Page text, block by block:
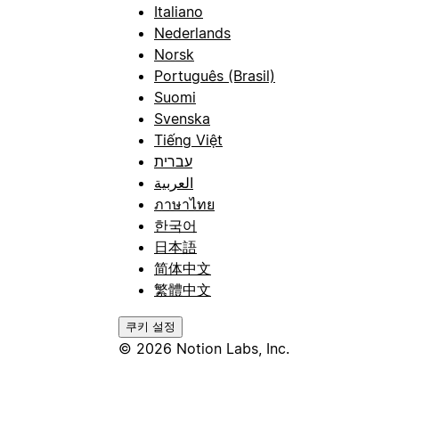
Italiano
Nederlands
Norsk
Português (Brasil)
Suomi
Svenska
Tiếng Việt
עברית
العربية
ภาษาไทย
한국어
日本語
简体中文
繁體中文
쿠키 설정
© 2026 Notion Labs, Inc.